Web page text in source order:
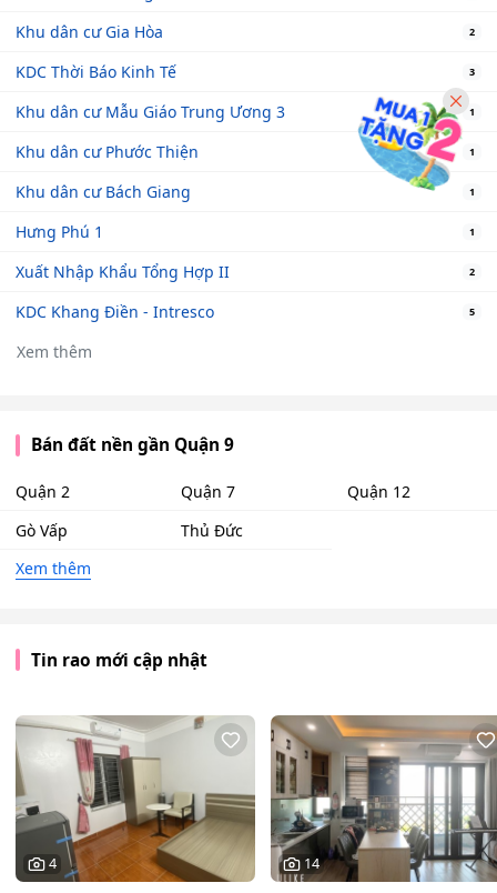
Khu dân cư Gia Hòa
2
KDC Thời Báo Kinh Tế 3
Khu dân cư Mẫu Giáo Trung Ương 3 1
Khu dân cư Phước Thiện 1
Khu dân cư Bách Giang 1
Hưng Phú 1 1
Xuất Nhập Khẩu Tổng Hợp II 2
KDC Khang Điền - Intresco 5
Xem thêm
Bán đất nền gần Quận 9
Quận 2 Quận 7
Quận 12
Gò Vấp
Thủ Đức
Xem thêm
Tin rao mới cập nhật
4 14